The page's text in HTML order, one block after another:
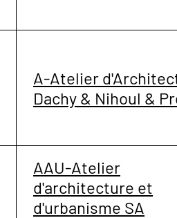
A-Atelier
Dachy & Nihoul &
AAU-Atelier
d'architecture et
d'urbanisme SA